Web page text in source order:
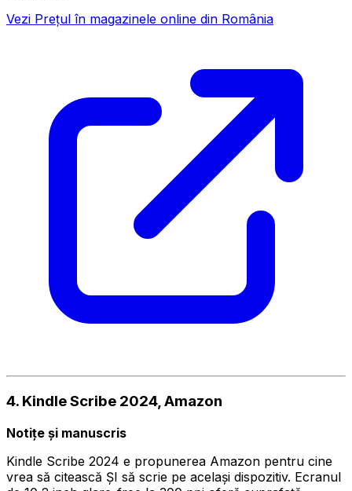
Vezi Prețul în magazinele online din România
4. Kindle Scribe 2024, Amazon
Notițe și manuscris
Kindle Scribe 2024 e propunerea Amazon pentru cine
vrea să citească ȘI să scrie pe același dispozitiv. Ecranul